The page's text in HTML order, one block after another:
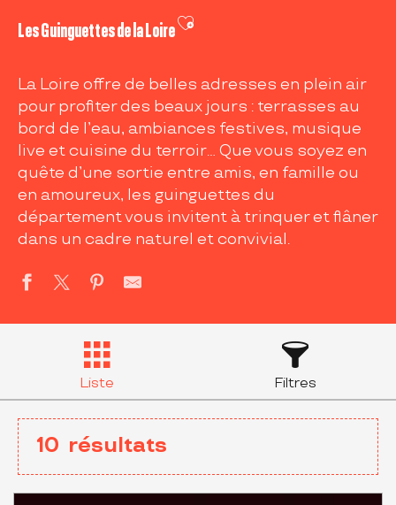
Les Guinguettes de la LoireAjouter aux favoris
La Loire offre de belles adresses en plein air
pour profiter des beaux jours : terrasses au
bord de l’eau, ambiances festives, musique
live et cuisine du terroir… Que vous soyez en
quête d’une sortie entre amis, en famille ou
en amoureux, les guinguettes du
département vous invitent à trinquer et flâner
dans un cadre naturel et convivial.
Liste Filtres
10 résultats